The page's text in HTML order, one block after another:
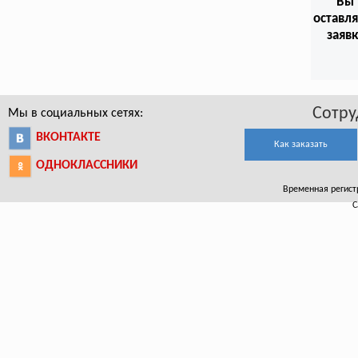
Мы в социальных сетях:
ВКОНТАКТЕ
ОДНОКЛАССНИКИ
Как заказать
Временная